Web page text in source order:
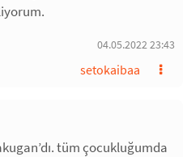
04.05.2022 23:43
setokaibaa
tüm çocukluğumda